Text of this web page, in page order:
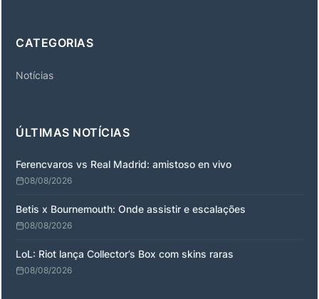
CATEGORIAS
Notícias
ÚLTIMAS NOTÍCIAS
Ferencvaros vs Real Madrid: amistoso en vivo
08/08/2026
Betis x Bournemouth: Onde assistir e escalações
08/08/2026
LoL: Riot lança Collector’s Box com skins raras
08/08/2026